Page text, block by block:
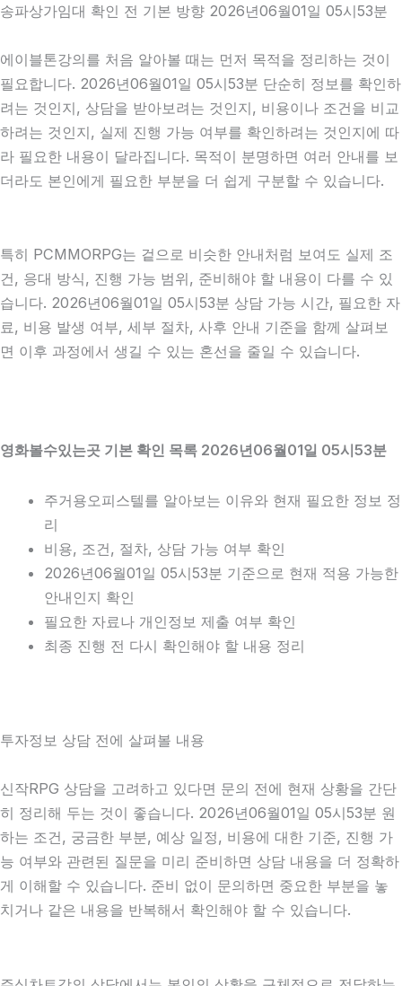
송파상가임대 확인 전 기본 방향 2026년06월01일 05시53분
에이블톤강의를 처음 알아볼 때는 먼저 목적을 정리하는 것이
필요합니다. 2026년06월01일 05시53분 단순히 정보를 확인하
려는 것인지, 상담을 받아보려는 것인지, 비용이나 조건을 비교
하려는 것인지, 실제 진행 가능 여부를 확인하려는 것인지에 따
라 필요한 내용이 달라집니다. 목적이 분명하면 여러 안내를 보
더라도 본인에게 필요한 부분을 더 쉽게 구분할 수 있습니다.
특히 PCMMORPG는 겉으로 비슷한 안내처럼 보여도 실제 조
건, 응대 방식, 진행 가능 범위, 준비해야 할 내용이 다를 수 있
습니다. 2026년06월01일 05시53분 상담 가능 시간, 필요한 자
료, 비용 발생 여부, 세부 절차, 사후 안내 기준을 함께 살펴보
면 이후 과정에서 생길 수 있는 혼선을 줄일 수 있습니다.
영화볼수있는곳 기본 확인 목록 2026년06월01일 05시53분
주거용오피스텔를 알아보는 이유와 현재 필요한 정보 정
리
비용, 조건, 절차, 상담 가능 여부 확인
2026년06월01일 05시53분 기준으로 현재 적용 가능한
안내인지 확인
필요한 자료나 개인정보 제출 여부 확인
최종 진행 전 다시 확인해야 할 내용 정리
투자정보 상담 전에 살펴볼 내용
신작RPG 상담을 고려하고 있다면 문의 전에 현재 상황을 간단
히 정리해 두는 것이 좋습니다. 2026년06월01일 05시53분 원
하는 조건, 궁금한 부분, 예상 일정, 비용에 대한 기준, 진행 가
능 여부와 관련된 질문을 미리 준비하면 상담 내용을 더 정확하
게 이해할 수 있습니다. 준비 없이 문의하면 중요한 부분을 놓
치거나 같은 내용을 반복해서 확인해야 할 수 있습니다.